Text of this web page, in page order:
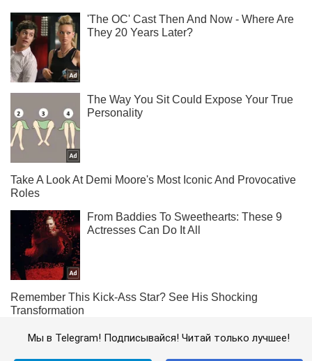
Мы в Telegram! Подписывайся! Читай только лучшее!